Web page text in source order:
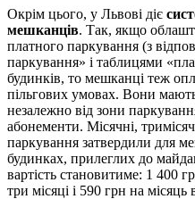
Окрім цього, у Львові діє
мешканців. Так, якщо
платного паркування (з
паркування» і таблицями
будинків, то мешканці теж
пільгових умовах. Вони
незалежно від зони
абонементи. Місячні,
паркування затвердили для
будинках, прилеглих до
вартість становитиме: 1 400
три місяці і 590 грн на місяць